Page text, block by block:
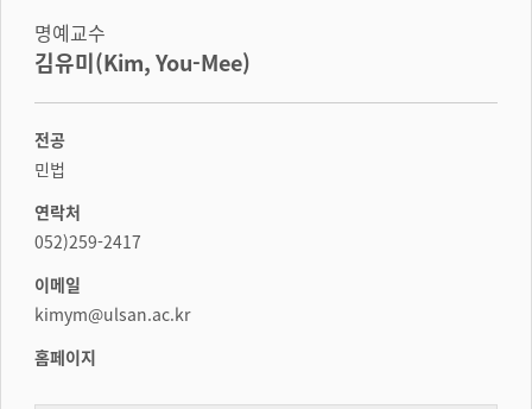
명예교수
김유미(Kim, You-Mee)
전공
민법
연락처
052)259-2417
이메일
kimym@ulsan.ac.kr
홈페이지